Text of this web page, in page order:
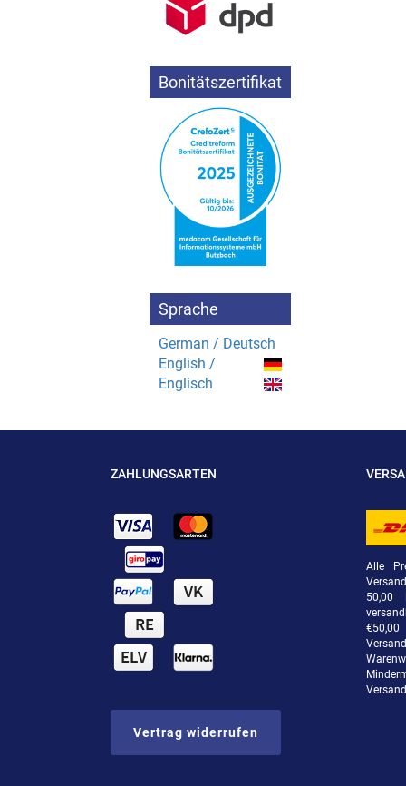
Bonitätszertifikat
Sprache
German / Deutsch
English /
Englisch
ZAHLUNGSARTEN
Vertrag widerrufen
Alle
50,00
€50,00